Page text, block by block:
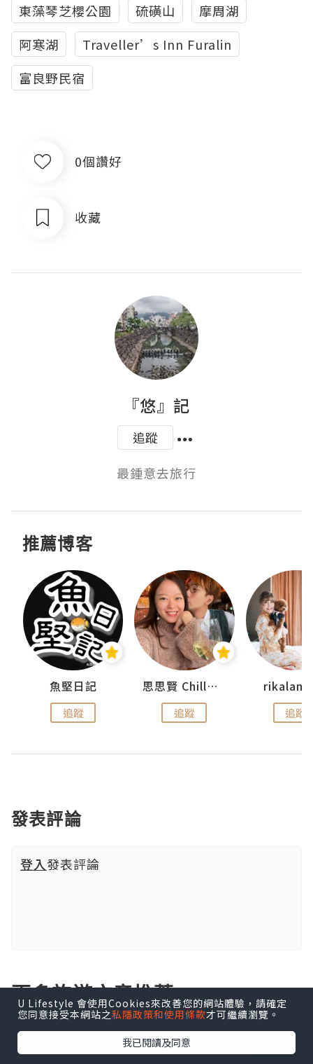
東藻琴芝櫻公園
硫磺山
摩周湖
阿寒湖
Traveller’s Inn Furalin
富良野民宿
0個讚好
收藏
『悠』記
追蹤
最鍾意去旅行
推薦博客
魚堅日記
追蹤
思思賢 ChillMyBabe
追蹤 追蹤
發表評論
登入發表評論
更多旅遊文章推薦
U Lifestyle 會使用Cookies來改善您的網站體驗，請確定
您同意接受本網站之私隱政策和使用條款才可繼續瀏覽。
我已閱讀及同意